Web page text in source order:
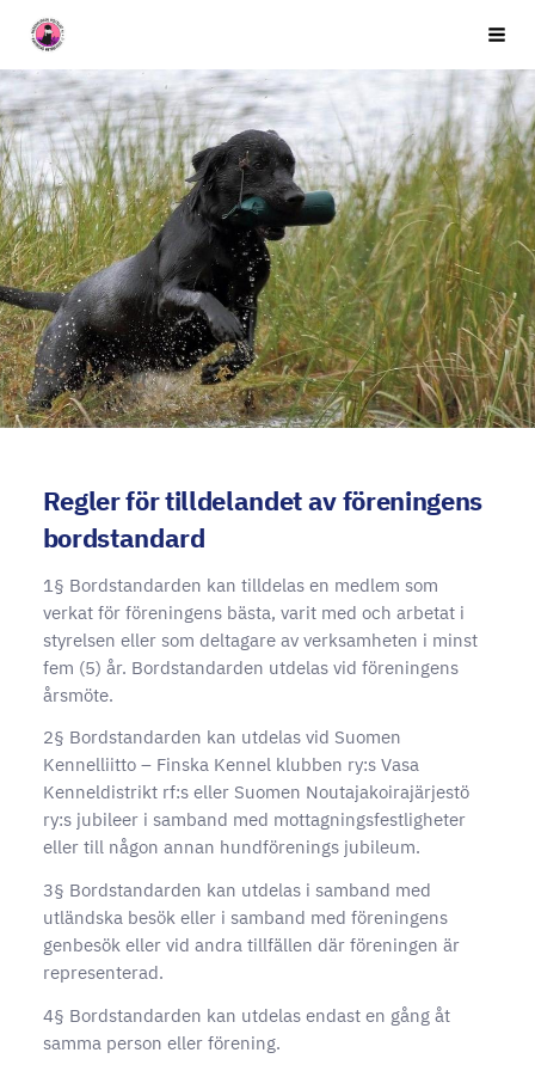
Siirry
sivun
sisältöön
Seuran nimi
Regler för tilldelandet av föreningens
bordstandard
1§ Bordstandarden kan tilldelas en medlem som
verkat för föreningens bästa, varit med och arbetat i
styrelsen eller som deltagare av verksamheten i minst
fem (5) år. Bordstandarden utdelas vid föreningens
årsmöte.
2§ Bordstandarden kan utdelas vid Suomen
Kennelliitto – Finska Kennel klubben ry:s Vasa
Kenneldistrikt rf:s eller Suomen Noutajakoirajärjestö
ry:s jubileer i samband med mottagningsfestligheter
eller till någon annan hundförenings jubileum.
3§ Bordstandarden kan utdelas i samband med
utländska besök eller i samband med föreningens
genbesök eller vid andra tillfällen där föreningen är
representerad.
4§ Bordstandarden kan utdelas endast en gång åt
samma person eller förening.